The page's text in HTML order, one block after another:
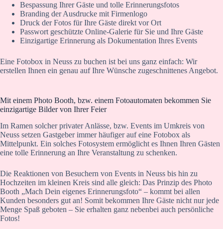
Bespassung Ihrer Gäste und tolle Erinnerungsfotos
Branding der Ausdrucke mit Firmenlogo
Druck der Fotos für Ihre Gäste direkt vor Ort
Passwort geschützte Online-Galerie für Sie und Ihre Gäste
Einzigartige Erinnerung als Dokumentation Ihres Events
Eine Fotobox in Neuss zu buchen ist bei uns ganz einfach: Wir
erstellen Ihnen ein genau auf Ihre Wünsche zugeschnittenes Angebot.
Mit einem Photo Booth, bzw. einem Fotoautomaten bekommen Sie
einzigartige Bilder von Ihrer Feier
Im Ramen solcher privater Anlässe, bzw. Events im Umkreis von
Neuss setzen Gastgeber immer häufiger auf eine Fotobox als
Mittelpunkt. Ein solches Fotosystem ermöglicht es Ihnen Ihren Gästen
eine tolle Erinnerung an Ihre Veranstaltung zu schenken.
Die Reaktionen von Besuchern von Events in Neuss bis hin zu
Hochzeiten im kleinen Kreis sind alle gleich: Das Prinzip des Photo
Booth „Mach Dein eigenes Erinnerungsfoto“ – kommt bei allen
Kunden besonders gut an! Somit bekommen Ihre Gäste nicht nur jede
Menge Spaß geboten – Sie erhalten ganz nebenbei auch persönliche
Fotos!